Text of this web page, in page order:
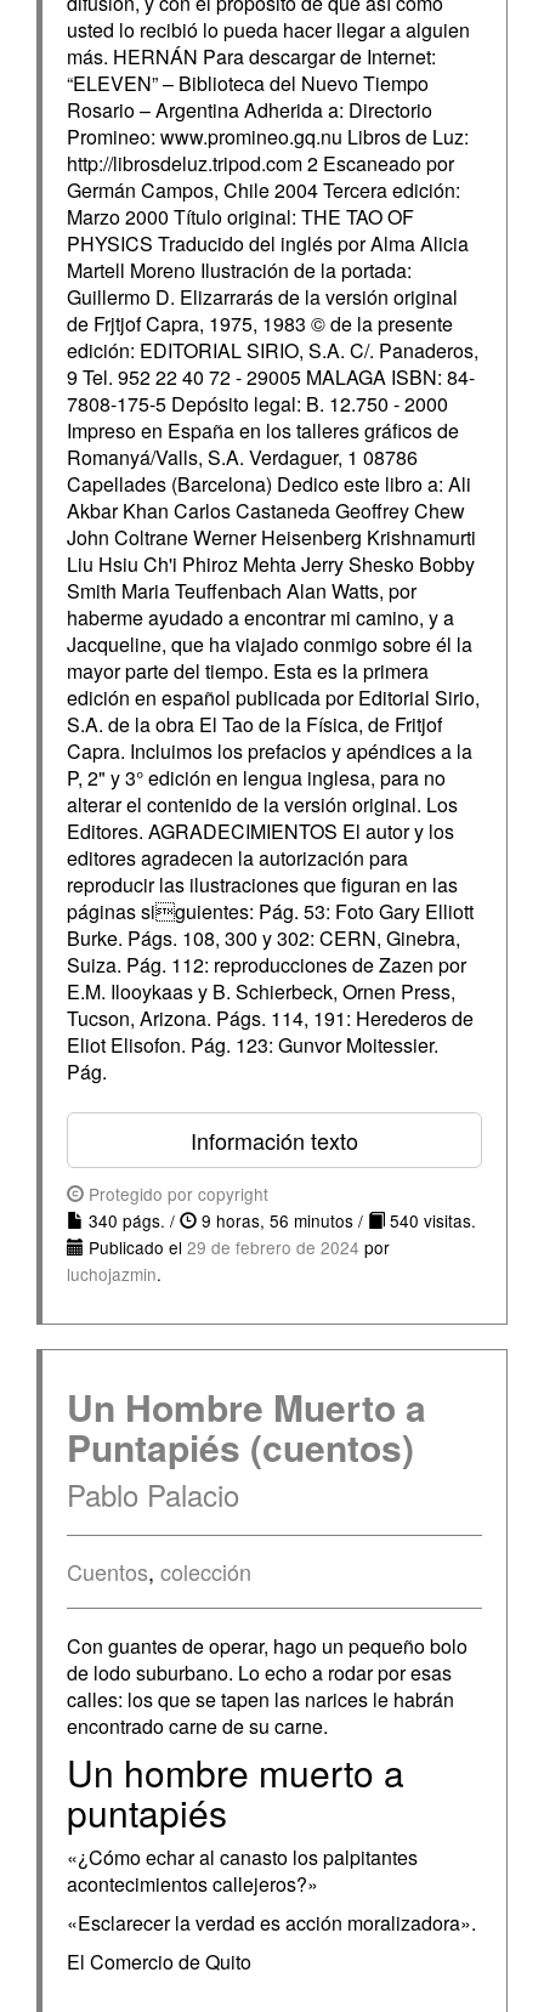
usted lo recibió lo pueda hacer llegar a alguien
más. HERNÁN Para descargar de Internet:
“ELEVEN” – Biblioteca del Nuevo Tiempo
Rosario – Argentina Adherida a: Directorio
Promineo: www.promineo.gq.nu Libros de Luz:
http://librosdeluz.tripod.com 2 Escaneado por
Germán Campos, Chile 2004 Tercera edición:
Marzo 2000 Título original: THE TAO OF
PHYSICS Traducido del inglés por Alma Alicia
Martell Moreno Ilustración de la portada:
Guillermo D. Elizarrarás de la versión original
de Frjtjof Capra, 1975, 1983 © de la presente
edición: EDITORIAL SIRIO, S.A. C/. Panaderos,
9 Tel. 952 22 40 72 - 29005 MALAGA ISBN: 84-
7808-175-5 Depósito legal: B. 12.750 - 2000
Impreso en España en los talleres gráficos de
Romanyá/Valls, S.A. Verdaguer, 1 08786
Capellades (Barcelona) Dedico este libro a: Ali
Akbar Khan Carlos Castaneda Geoffrey Chew
John Coltrane Werner Heisenberg Krishnamurti
Liu Hsiu Ch'i Phiroz Mehta Jerry Shesko Bobby
Smith Maria Teuffenbach Alan Watts, por
haberme ayudado a encontrar mi camino, y a
Jacqueline, que ha viajado conmigo sobre él la
mayor parte del tiempo. Esta es la primera
edición en español publicada por Editorial Sirio,
S.A. de la obra El Tao de la Física, de Fritjof
Capra. Incluimos los prefacios y apéndices a la
P, 2" y 3° edición en lengua inglesa, para no
alterar el contenido de la versión original. Los
Editores. AGRADECIMIENTOS El autor y los
editores agradecen la autorización para
reproducir las ilustraciones que figuran en las
páginas siguientes: Pág. 53: Foto Gary Elliott
Burke. Págs. 108, 300 y 302: CERN, Ginebra,
Suiza. Pág. 112: reproducciones de Zazen por
E.M. Ilooykaas y B. Schierbeck, Ornen Press,
Tucson, Arizona. Págs. 114, 191: Herederos de
Eliot Elisofon. Pág. 123: Gunvor Moitessier.
Pág.
Información texto
Protegido por copyright
340 págs. /
9 horas, 56 minutos /
540 visitas.
Publicado el 29 de febrero de 2024 por
luchojazmin.
Un Hombre Muerto a
Puntapiés (cuentos)
Pablo Palacio
Cuentos, colección
Con guantes de operar, hago un pequeño bolo
de lodo suburbano. Lo echo a rodar por esas
calles: los que se tapen las narices le habrán
encontrado carne de su carne.
Un hombre muerto a
puntapiés
«¿Cómo echar al canasto los palpitantes
acontecimientos callejeros?»
«Esclarecer la verdad es acción moralizadora».
El Comercio de Quito